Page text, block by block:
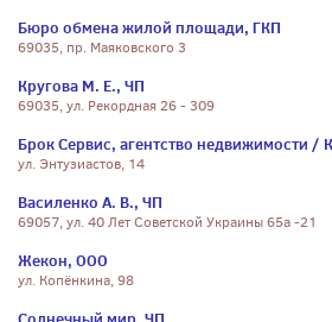
Бюро обмена жилой площади, ГКП
69035, пр. Маяковского 3
Кругова М. Е., ЧП
69035, ул. Рекордная 26 - 309
Брок Сервис, агентство недвижимости /
ул. Энтузиастов, 14
Василенко А. В., ЧП
69057, ул. 40 Лет Советской Украины 65а -21
Жекон, ООО
ул. Копёнкина, 98